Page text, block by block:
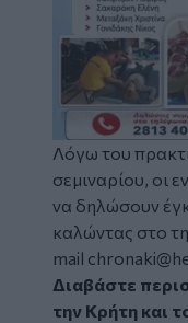
Λόγω του
σεμιναρίου, οι
να δηλώσουν
καλώντας στο
mail
Διαβάστε
την Κρήτη και